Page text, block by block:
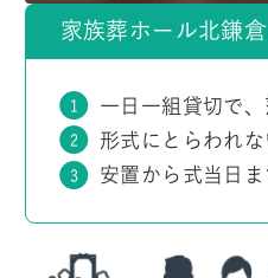
家族葬ホール北鎌
一日一組貸切で、
形式にとらわれな
安置から式当日ま